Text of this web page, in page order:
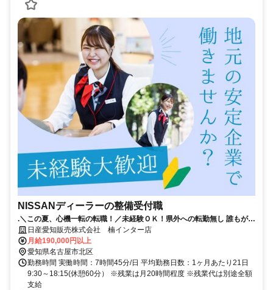
NISSANディーラーの整備受付職
.＼この夏、心機一転の転職！／未経験ＯＫ！県外への転勤無し 誰もが知
る安心な会社！年間休日115日！
日産愛知販売株式会社 楠インター店
月給190,000円以上
愛知県名古屋市北区
勤務時間 実働時間：7時間45分/日 平均勤務日数：1ヶ月あたり21日
9:30～18:15(休憩60分） ※残業は月20時間程度 ※残業代は別途全額
支給